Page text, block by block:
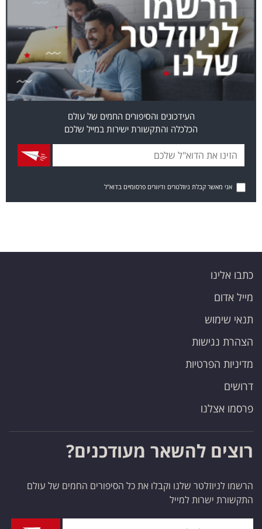
העידכונים והסיפורים החמים של עולם
הכלכלה והתקשורת ישירות במייל שלכם
אני מאשר קבלת ניוזלטרים ודיוורים פרסומיים בדוא"ל
כתבו אלינו
מייל אדום
תנאי שימוש
הצהרת נגישות
מדיניות הפרטיות
דרושים
פרסמו אצלנו
רוצים להשאר מעודכנים?
הרשמו לניוזלטר שלנו וקבלו את כל הסיפורים החמים של עולם
התקשורת ישרות למייל